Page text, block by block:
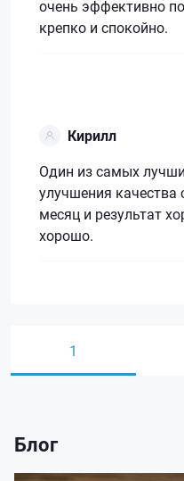
очень эффективно
крепко и спокойно.
Кирилл
Один из самых
улучшения
месяц и результат
хорошо.
1
Блог